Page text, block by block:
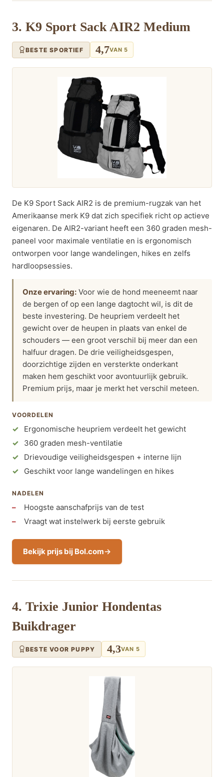
3. K9 Sport Sack AIR2 Medium
BESTE SPORTIEF 4,7VAN 5
De K9 Sport Sack AIR2 is de premium-rugzak van het
Amerikaanse merk K9 dat zich specifiek richt op actieve
eigenaren. De AIR2-variant heeft een 360 graden mesh-
paneel voor maximale ventilatie en is ergonomisch
ontworpen voor lange wandelingen, hikes en zelfs
hardloopsessies.
Onze ervaring: Voor wie de hond meeneemt naar
de bergen of op een lange dagtocht wil, is dit de
beste investering. De heupriem verdeelt het
gewicht over de heupen in plaats van enkel de
schouders — een groot verschil bij meer dan een
halfuur dragen. De drie veiligheidsgespen,
doorzichtige zijden en versterkte onderkant
maken hem geschikt voor avontuurlijk gebruik.
Premium prijs, maar je merkt het verschil meteen.
VOORDELEN
Ergonomische heupriem verdeelt het gewicht
360 graden mesh-ventilatie
Drievoudige veiligheidsgespen + interne lijn
Geschikt voor lange wandelingen en hikes
NADELEN
Hoogste aanschafprijs van de test
Vraagt wat instelwerk bij eerste gebruik
Bekijk prijs bij Bol.com
4. Trixie Junior Hondentas
Buikdrager
BESTE VOOR PUPPY 4,3VAN 5